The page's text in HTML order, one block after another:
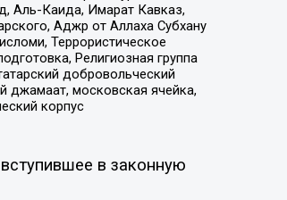
Аль-Каида, Имарат Кавказ,
Аджр от Аллаха Субхану
Террористическое
Религиозная группа
добровольческий
джамаат, московская ячейка,
корпус
в законную